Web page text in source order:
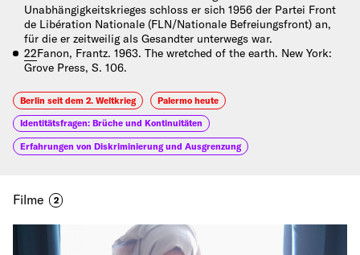
Unabhängigkeitskrieges schloss er sich 1956 der Partei Front
de Libération Nationale (FLN/Nationale Befreiungsfront) an,
für die er zeitweilig als Gesandter unterwegs war.
22Fanon, Frantz. 1963. The wretched of the earth. New York:
Grove Press, S. 106.
Berlin seit dem 2. Weltkrieg Palermo heute
Identitätsfragen: Brüche und Kontinuitäten
Erfahrungen von Diskriminierung und Ausgrenzung
Filme 2